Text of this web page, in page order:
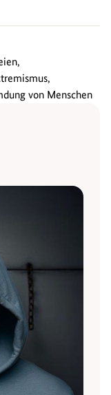
von Menschen